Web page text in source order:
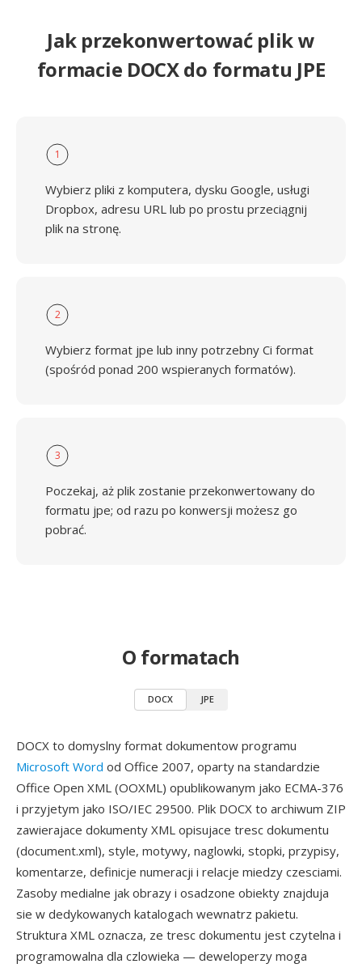
Jak przekonwertować plik w
formacie DOCX do formatu JPE
1
Wybierz pliki z komputera, dysku Google, usługi
Dropbox, adresu URL lub po prostu przeciągnij
plik na stronę.
2
Wybierz format jpe lub inny potrzebny Ci format
(spośród ponad 200 wspieranych formatów).
3
Poczekaj, aż plik zostanie przekonwertowany do
formatu jpe; od razu po konwersji możesz go
pobrać.
O formatach
DOCX JPE
DOCX to domyslny format dokumentow programu
Microsoft Word od Office 2007, oparty na standardzie
Office Open XML (OOXML) opublikowanym jako ECMA-376
i przyjetym jako ISO/IEC 29500. Plik DOCX to archiwum ZIP
zawierajace dokumenty XML opisujace tresc dokumentu
(document.xml), style, motywy, naglowki, stopki, przypisy,
komentarze, definicje numeracji i relacje miedzy czesciami.
Zasoby medialne jak obrazy i osadzone obiekty znajduja
sie w dedykowanych katalogach wewnatrz pakietu.
Struktura XML oznacza, ze tresc dokumentu jest czytelna i
programowalna dla czlowieka — deweloperzy moga